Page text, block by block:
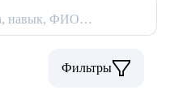
навык, ФИО…
Фильтры